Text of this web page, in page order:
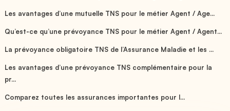
Les avantages d’une mutuelle TNS pour le métier Agent / Age...
Qu’est-ce qu’une prévoyance TNS pour le métier Agent / Agent...
La prévoyance obligatoire TNS de l’Assurance Maladie et les ...
Les avantages d’une prévoyance TNS complémentaire pour la
pr...
Comparez toutes les assurances importantes pour l...